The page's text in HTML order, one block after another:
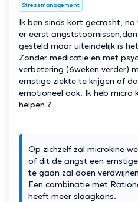
Stressmanagement
Ik ben sinds kort gecrasht,
er eerst
gesteld maar uiteindelijk is
Zonder medicatie en met
verbetering (6weken verder)
ernstige ziekte te krijgen of
emotioneel ook. Ik heb micro
helpen ?
Op zichzelf zal microkine
of dit de angst een
te gaan zal doen
Een combinatie met
heeft meer slaagkans.